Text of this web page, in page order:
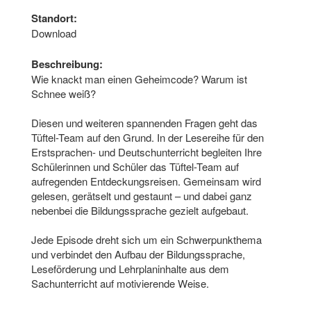
Standort:
Download
Beschreibung:
Wie knackt man einen Geheimcode? Warum ist
Schnee weiß?
Diesen und weiteren spannenden Fragen geht das
Tüftel-Team auf den Grund. In der Lesereihe für den
Erstsprachen- und Deutschunterricht begleiten Ihre
Schülerinnen und Schüler das Tüftel-Team auf
aufregenden Entdeckungs­reisen. Gemeinsam wird
gelesen, gerät­selt und gestaunt – und dabei ganz
nebenbei die Bildungssprache gezielt aufgebaut.
Jede Episode dreht sich um ein Schwer­punkthema
und verbindet den Aufbau der Bildungssprache,
Leseförderung und Lehrplaninhalte aus dem
Sachunterricht auf moti­vie­rende Weise.